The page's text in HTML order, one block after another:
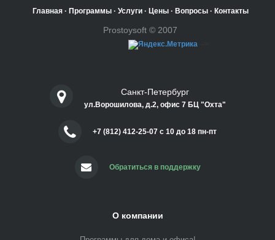
Главная· Программы· Услуги· Цены· Вопросы· Контакты
Prostoysoft © 2007
Санкт-Петербург
ул.Ворошилова, д.2, офис 7 БЦ "Охта"
+7 (812) 412-25-07 c 10 до 18 пн-пт
Обратиться в поддержку
О компании